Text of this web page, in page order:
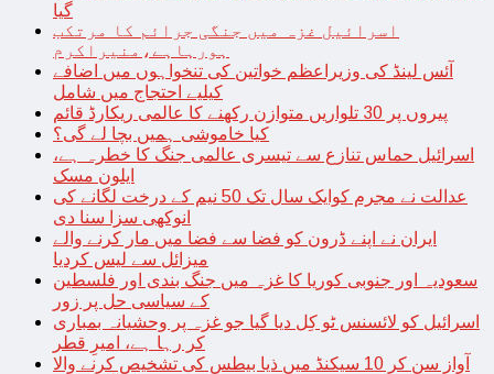
گیا
اسرائیل غزہ میں جنگی جرائم کا مرتکب
ہورہاہے،منیراکرم
آئس لینڈ کی وزیراعظم خواتین کی تنخواہوں میں اضافے
کیلیے احتجاج میں شامل
پیروں پر 30 تلواریں متوازن رکھنے کا عالمی ریکارڈ قائم
کیا خاموشی ہمیں بچا لے گی؟
اسرائیل حماس تنازع سے تیسری عالمی جنگ کا خطرہ ہے،
ایلون مسک
عدالت نے مجرم کوایک سال تک 50 نیم کے درخت لگانے کی
انوکھی سزا سنا دی
ایران نے اپنے ڈرون کو فضا سے فضا میں مار کرنے والے
میزائل سے لیس کردیا
سعودیہ اور جنوبی کوریا کا غزہ میں جنگ بندی اور فلسطین
کے سیاسی حل پر زور
اسرائیل کو لائسنس ٹو کِل دیا گیا جو غزہ پر وحشیانہ بمباری
کر رہا ہے، امیرِ قطر
آواز سن کر 10 سیکنڈ میں ذیا بیطس کی تشخیص کرنے والا